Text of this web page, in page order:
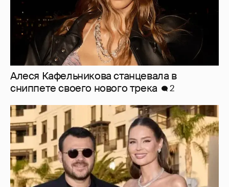
Алеся Кафельникова станцевала в
сниппете своего нового трека
2